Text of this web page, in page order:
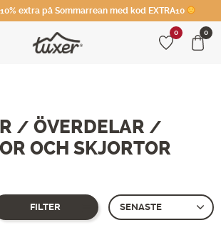
10% extra på Sommarrean med kod EXTRA10
0 0
/ ÖVERDELAR /
OCH SKJORTOR
FILTER